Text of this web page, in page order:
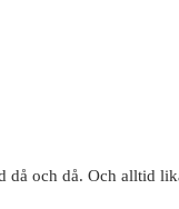
då och då. Och alltid